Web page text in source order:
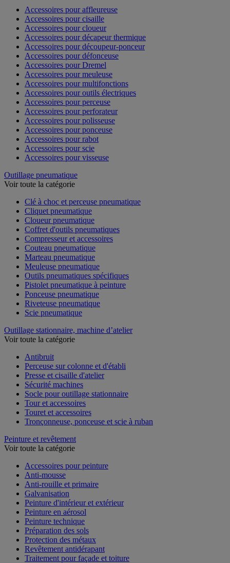
Accessoires pour affleureuse
Accessoires pour cisaille
Accessoires pour cloueur
Accessoires pour décapeur thermique
Accessoires pour découpeur-ponceur
Accessoires pour défonceuse
Accessoires pour Dremel
Accessoires pour meuleuse
Accessoires pour multifonctions
Accessoires pour outils électriques
Accessoires pour perceuse
Accessoires pour perforateur
Accessoires pour polisseuse
Accessoires pour ponceuse
Accessoires pour rabot
Accessoires pour scie
Accessoires pour visseuse
Outillage pneumatique
Voir toute la catégorie
Clé à choc et perceuse pneumatique
Cliquet pneumatique
Cloueur pneumatique
Coffret d'outils pneumatiques
Compresseur et accessoires
Couteau pneumatique
Marteau pneumatique
Meuleuse pneumatique
Outils pneumatiques spécifiques
Pistolet pneumatique à peinture
Ponceuse pneumatique
Riveteuse pneumatique
Scie pneumatique
Outillage stationnaire, machine d’atelier
Voir toute la catégorie
Antibruit
Perceuse sur colonne et d'établi
Presse et cisaille d'atelier
Sécurité machines
Socle pour outillage stationnaire
Tour et accessoires
Touret et accessoires
Tronçonneuse, ponceuse et scie à ruban
Peinture et revêtement
Voir toute la catégorie
Accessoires pour peinture
Anti-mousse
Anti-rouille et primaire
Galvanisation
Peinture d'intérieur et extérieur
Peinture en aérosol
Peinture technique
Préparation des sols
Protection des métaux
Revêtement antidérapant
Traitement pour façade et toiture